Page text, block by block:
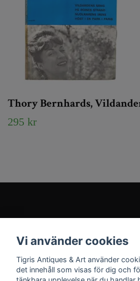
Thory Bernhards,
295 kr
Sociala medier
Vi använder cookies
Tigris Antiques & Art använder
det innehåll som visas för dig och